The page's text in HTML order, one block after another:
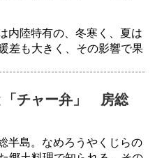
内陸特有の、冬寒く、夏は
差も大きく、その影響で果
「チャー弁」 房総
半島。なめろうやくじらの